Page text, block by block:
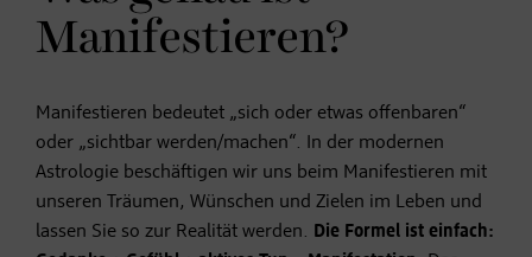
Manifestieren?
Manifestieren bedeutet „sich oder etwas offenbaren“
oder „sichtbar werden/machen“. In der modernen
Astrologie beschäftigen wir uns beim Manifestieren mit
unseren Träumen, Wünschen und Zielen im Leben und
lassen Sie so zur Realität werden. Die Formel ist einfach: